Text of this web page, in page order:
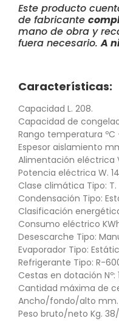
Este producto
de fabricante
mano de obra y
fuera necesario.A
Características:
Capacidad L. 208.
Capacidad de
Rango temperatura ºC
Espesor aislamiento
Alimentación eléctrica
Potencia eléctrica W.
Clase climática Tipo: T.
Condensación Tipo:
Clasificación
Consumo eléctrico
Desescarche Tipo:
Evaporador Tipo:
Refrigerante Tipo: R-
Cestas en dotación Nº:
Cantidad máxima de
Ancho/fondo/alto
Peso bruto/neto Kg.